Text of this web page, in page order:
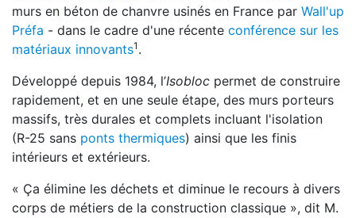
murs en béton de chanvre usinés en France par Wall'up
Préfa - dans le cadre d'une récente conférence sur les
matériaux innovants1 .
Développé depuis 1984, l’Isobloc permet de construire
rapidement, et en une seule étape, des murs porteurs
massifs, très durales et complets incluant l'isolation
(R-25 sans ponts thermiques) ainsi que les finis
intérieurs et extérieurs.
« Ça élimine les déchets et diminue le recours à divers
corps de métiers de la construction classique », dit M.